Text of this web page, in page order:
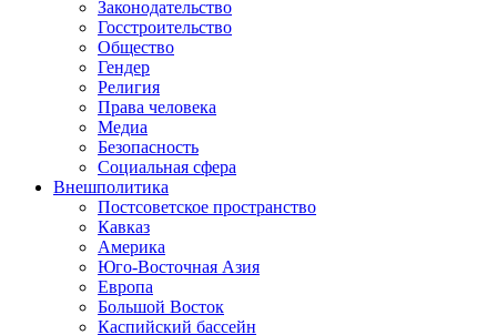
Законодательство
Госстроительство
Общество
Гендер
Религия
Права человека
Медиа
Безопасность
Социальная сфера
Внешполитика
Постсоветское пространство
Кавказ
Америка
Юго-Восточная Азия
Европа
Большой Восток
Каспийский бассейн